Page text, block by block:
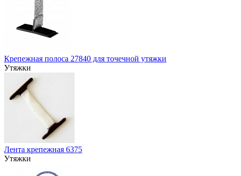
Крепежная полоса 27840 для точечной утяжки
Утяжки
Лента крепежная 6375
Утяжки